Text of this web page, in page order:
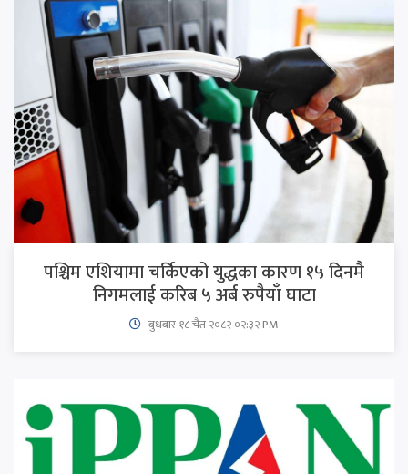
पश्चिम एशियामा चर्किएको युद्धका कारण १५ दिनमै
निगमलाई करिब ५ अर्ब रुपैयाँ घाटा
बुधबार १८ चैत २०८२ ०२:३२ PM